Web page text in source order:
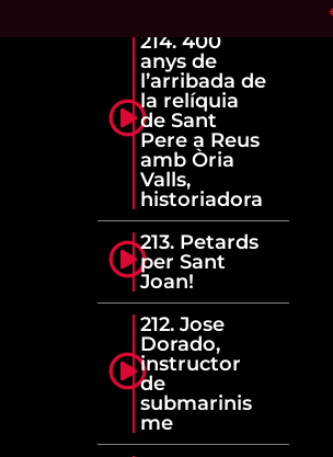
214. 400
anys de
l’arribada de
la relíquia
de Sant
Pere a Reus
amb Òria
Valls,
historiadora
213. Petards
per Sant
Joan!
212. Jose
Dorado,
instructor
de
submarinis
me